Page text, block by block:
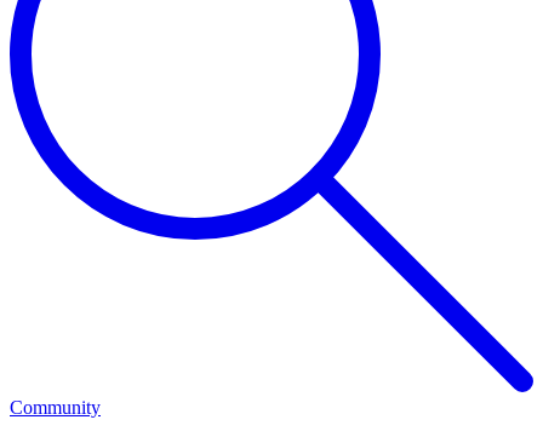
Community